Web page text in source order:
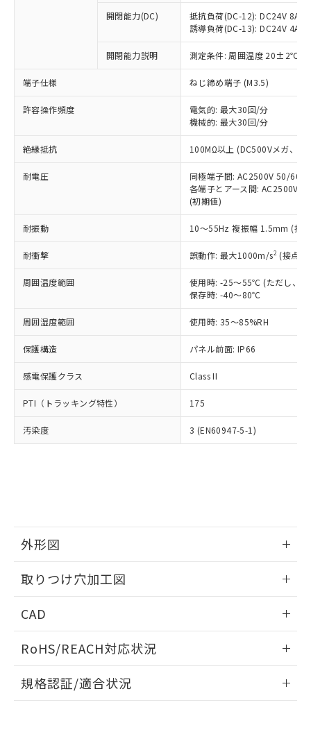
開閉能力(DC)
抵抗負荷(DC-12): DC24V 8A/
誘導負荷(DC-13): DC24V 4A/
開閉能力説明 測定条件: 周囲温度 20±2℃、
端子仕様 ねじ締め端子 (M3.5)
許容操作頻度
電気的: 最大30回/分
機械的: 最大30回/分
絶縁抵抗 100MΩ以上 (DC500Vメガ、点
耐電圧
同極端子間: AC2500V 50/
各端子とアース間: AC2500V
(初期値)
耐振動 10～55Hz 複振幅 1.5mm (接
耐衝撃 誤動作: 最大1000m/s2 (接点
周囲温度範囲
使用時: -25～55℃ (ただし、氷
保存時: -40～80℃
周囲湿度範囲 使用時: 35～85%RH
保護構造 パネル前面: IP66
感電保護クラス Class II
PTI（トラッキング特性） 175
汚染度 3 (EN60947-5-1)
外形図
取りつけ穴加工図
CAD
ドすることができます。
ログイン/会員登録
RoHS/REACH対応状況
EU RoHS 注意事項・凡例
規格認証/適合状況
ことをご了承ください。
在庫状況および標準価格照会結果は、
記載している更新日時点での社内デー
タに基づき作成されるものであり、閲
覧された時点での実際の在庫および標
準価格とは異なる場合があることをご
正式な納期状況および標準価格はお客
様のお取引先、またはお客様担当のオ
ムロン制御機器販売店・当社販売員に
オムロン制御機器販売店や当社販売拠
販売ネットワーク
」をご確認
在庫状況および標準価格結果を当社の
事前の承諾なく第三者に漏洩または開
示しないようお願いします。
マイパーツ機能（部品リスト作成サー
ビス）をご利用いただくには、I-Web
メンバーズにご登録されている必要が
お客様が当ウェブサイト上で当社にご
登録された部品リストについて、当社
および当社の共同利用者が、当社の製
品・サービスに関するお客様との取
引・商談に必要な範囲で利用すること
※当社の共同利用者とは、"個人情報
の「1.共同利
用者の範囲」に記載されている法人を
いたものが、含有品と判明した場合などや
むを得ず変更することがあります。
*EU RoHS指令（10物質）：
鉛(Pb) 1000ppm以下、 水銀(Hg) 1000ppm以下、 カド
六価クロム(Cr(Ⅵ)) 1000ppm以下、ポリ臭化ビフェニル
類(PBB) 1000ppm以下、ポリ臭化ジフェニルエーテル類
(PBDE) 1000ppm以下、フタル酸ビス(2-エチルヘキシ
ル) (DEHP)(別名：DOP) 1000ppm以下、フタル酸ブチ
ルベンジル（BBP） 1000ppm以下、フタル酸ジブチル
（DBP） 1000ppm以下、フタル酸ジイソブチル
(DIBP) 1000ppm以下
但し、RoHS指令で産業用監視および制御機器に対する
フタル酸エステル類の４物質については閾値を超える意
図的な使用がないことを確認しています。
部品在庫の切り替え状況などにより、予定
月が前後することがあります。
※3 非含有証明書ダウンロード
下記の非含有証明書をダウンロードするこ
とができます。
EU RoHS指令（10物質）の非含有証明書
51物質の非含有証明書（当社基準）
※本証明書は発行日時点で非含有を証明す
るもので、過去に遡って非含有を証明する
していることから、特段のことがない限
り、2022年1月12日より割愛しておりま
す。
基準値を超えていることを示します。
「－」：未確認です。当社販売部門へお問
ム) : 100ppm、
Cr(Ⅵ)(六価クロム) : 1000ppm、 PBBs(ポリ臭化ビフェ
ニル類) : 1000ppm、 PBDEs(ポリ臭化ジフェニルエーテ
ル類) : 1000ppm、
DBP(フタル酸ジブチル) : 1000ppm、 DIBP(フタル酸ジ
イソブチル) : 1000ppm、 BBP(フタル酸ブチルベンジ
ル) : 1000ppm、
DEHP(フタル酸ビス(2-エチルヘキシル)) : 1000ppm
「ｅ」：有害物質（10物質）のすべてが基
準値以下であることを示します。
「10」：通常の使用状況下において有害物
質が外部に漏えいし、環境に深刻な影響を
及ぼさない年数を意味します。
「－」：未確認です。当社販売部門へお問
い合わせください。
当社は、これら貴社製品のうち、外国
為替および外国貿易法に定める商品
（以下｢規制貨物等」という）を輸出
または国外への提供する場合は、日本
国政府の輸出許可(または役務取引許
可)を取得するなどの必要な手続きを
当社は規制貨物を破棄する場合は、完
全に破砕するなど、違法に輸出されな
いよう必要な手段を講じます。
当社は貴社製品を、核兵器、ミサイ
ル、化学兵器、生物兵器またはその他
武器並びにこれらの製造装置等に一切
当社は、貴社製品を第三者に販売する
場合は、上記1、2および3の内容を当
該第三者に通知します。また当社は、
販売先および販売に係わる関係者が違
法に輸出するおそれがある場合は、取
り引きをいたしません。
キャンセル
説明
○ 一定数以上の在庫あり
一定数には満たないが在庫あり
在庫なし(最新の在庫状況につ
いては、お客様のお取引先、ま
たはお客様担当のオムロン制御
機器販売店・当社販売員にご確
白
受注生産機種、また在庫状況の
情報を公開していない機種